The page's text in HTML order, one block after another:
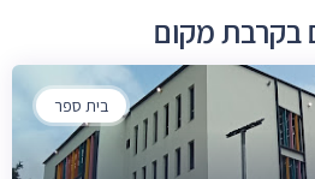
בקרבת מקום
בית ספר